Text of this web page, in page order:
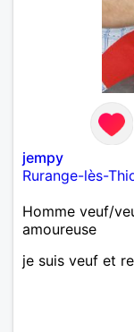
jempy
Rurange-lès-
Homme veuf/
amoureuse
je suis veuf et